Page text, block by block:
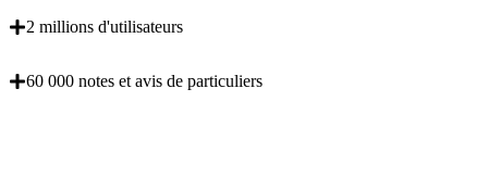
2 millions d'utilisateurs
60 000 notes et avis de particuliers